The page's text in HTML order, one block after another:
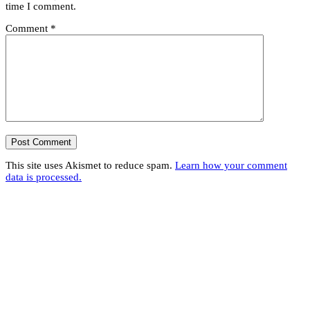
time I comment.
Comment *
This site uses Akismet to reduce spam. Learn how your comment
data is processed.